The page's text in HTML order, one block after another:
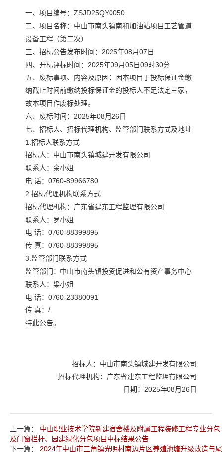
一、项目编号：ZSJD25QY0050
二、项目名称：中山市南头镇南和加油站项目工艺管道
设备工程（第二次）
三、招标公告发布时间：2025年08月07日
四、开标评标时间：2025年09月05日09时30分
五、废标事项、内容及原因：因本项目于投标保证金缴
纳截止时间前缴纳投标保证金的投标人不足法定三家，
故本项目作废标处理。
六、废标时间：2025年08月26日
七、招标人、招标代理机构、监管部门联系方式及地址
1.招标人联系方式
招标人：中山市南头镇城建开发有限公司
联系人：余小姐
电 话：0760-89966780
2.招标代理机构联系方式
招标代理机构：广东省建东工程监理有限公司
联系人：罗小姐
电 话：0760-88399895
传 真：0760-88399895
3.监管部门联系方式
监管部门：中山市南头镇投资促进和公有资产事务中心
联系人：梁小姐
电 话：0760-23380091
传 真：/
特此公告。
招标人：中山市南头镇城建开发有限公司
招标代理机构：广东省建东工程监理有限公司
日期：2025年08月26日
上一篇： 中山职业技术学院新建宿舍楼及附属工程装修工程专业分包
及门窗栏杆、园建绿化分包项目中标结果公告
下一篇： 2024年中山市三角镇光明村南边片区养殖池塘升级改造与尾